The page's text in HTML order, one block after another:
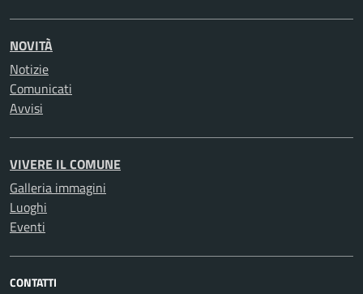
NOVITÀ
Notizie
Comunicati
Avvisi
VIVERE IL COMUNE
Galleria immagini
Luoghi
Eventi
CONTATTI